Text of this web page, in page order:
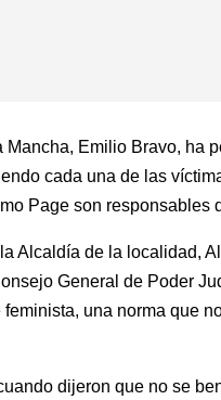
Emilio Bravo, ha
cada una de las
Page son
Alcaldía de la localidad,
General de Poder
una norma que
dijeron que no se